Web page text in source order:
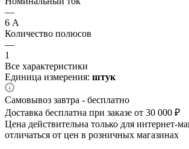
—
6 А
Количество полюсов
—
1
Все характеристики
Единица измерения: штук
Самовывоз завтра - бесплатно
Доставка бесплатна при заказе от 30 000 ₽
Цена действительна только для интернет-
отличаться от цен в розничных магазинах